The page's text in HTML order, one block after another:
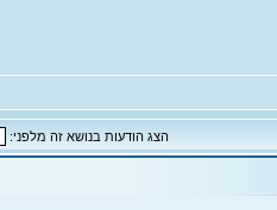
הצג הודעות בנושא זה מלפני: